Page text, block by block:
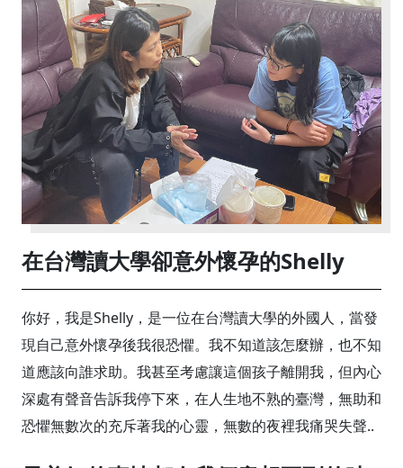
在台灣讀大學卻意外懷孕的Shelly
你好，我是Shelly，是一位在台灣讀大學的外國人，當發
現自己意外懷孕後我很恐懼。我不知道該怎麼辦，也不知
道應該向誰求助。我甚至考慮讓這個孩子離開我，但內心
深處有聲音告訴我停下來，在人生地不熟的臺灣，無助和
恐懼無數次的充斥著我的心靈，無數的夜裡我痛哭失聲..